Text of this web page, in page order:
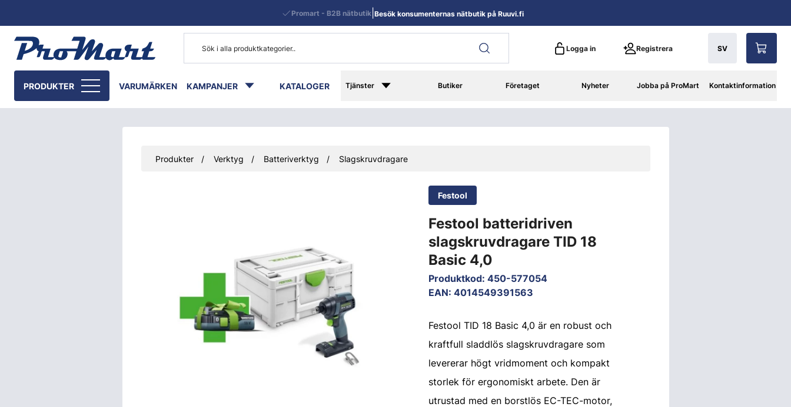
Logga in Registrera SV
PRODUKTER VARUMÄRKEN KAMPANJER KATALOGER Tjänster Butiker Företaget Nyheter Jobba på ProMart Kontaktinformation
Promart - B2B nätbutik Besök konsumenternas nätbutik på Ruuvi.fi
Produkter Verktyg Batteriverktyg Slagskruvdragare
Festool
Festool batteridriven
slagskruvdragare TID 18
Basic 4,0
Produktkod: 450-577054
EAN: 4014549391563
Festool TID 18 Basic 4,0 är en robust och
kraftfull sladdlös slagskruvdragare som
levererar högt vridmoment och kompakt
storlek för ergonomiskt arbete. Den är
utrustad med en borstlös EC-TEC-motor,